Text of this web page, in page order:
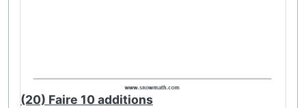
(20) Faire 10 additions